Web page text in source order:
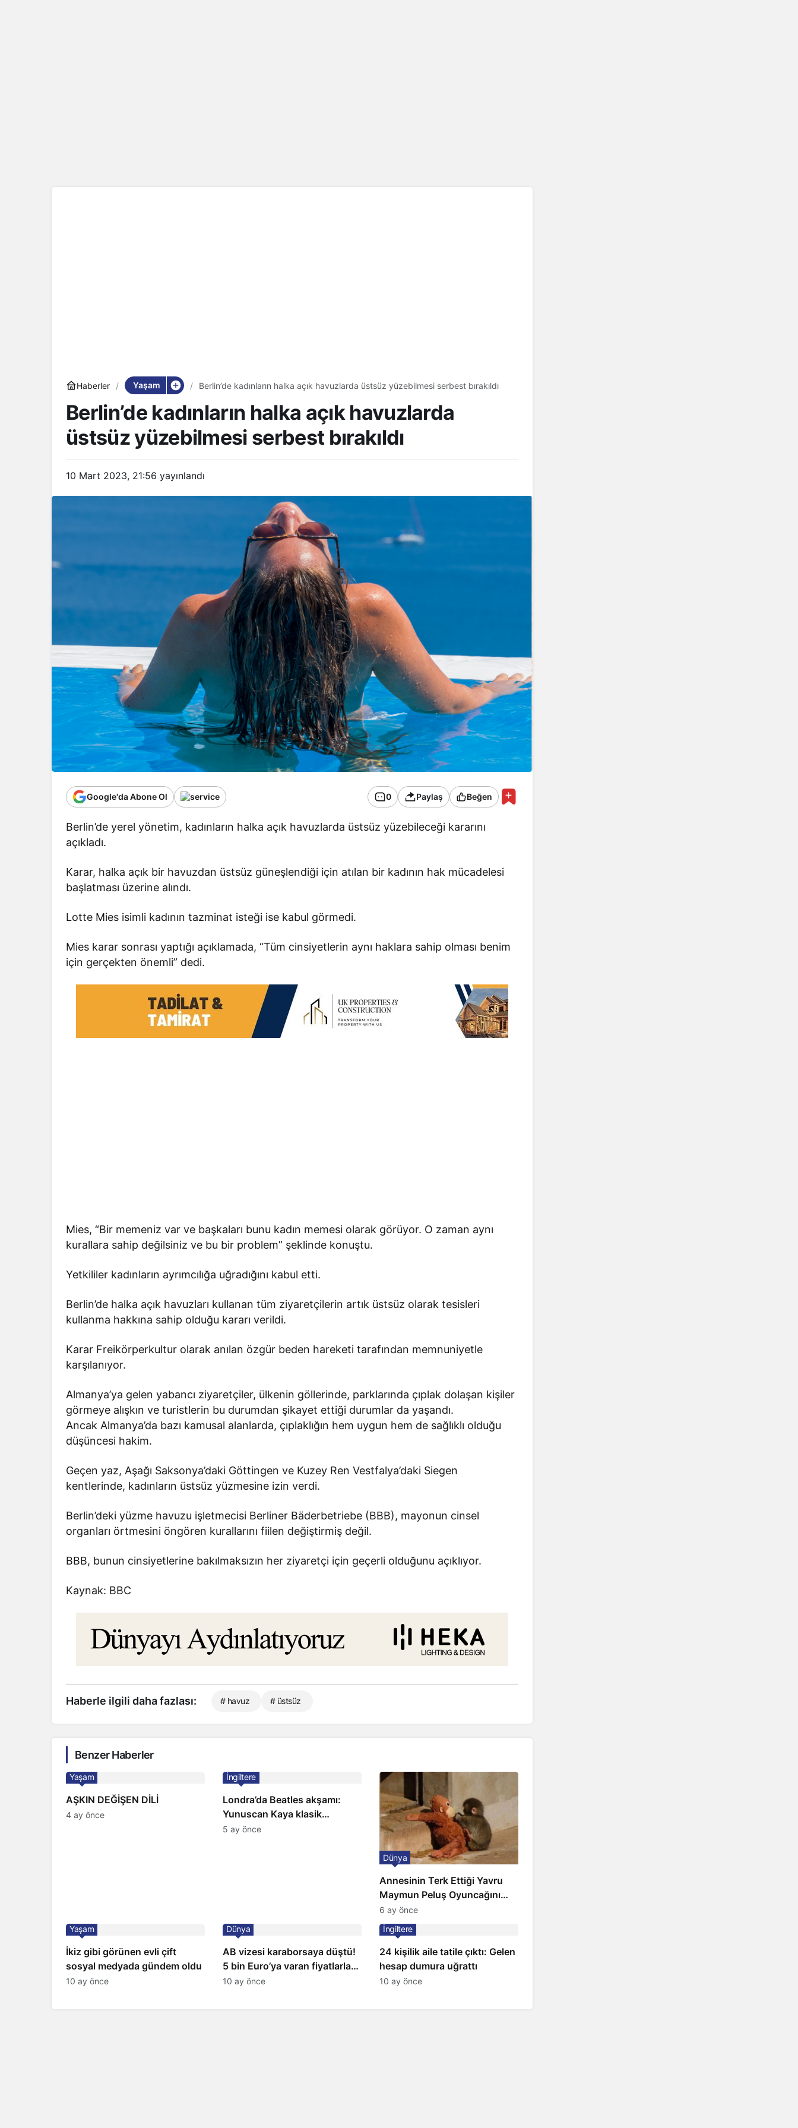
Haberler Yaşam Berlin’de kadınların halka açık havuzlarda üstsüz yüzebilmesi serbest bırakıldı
Berlin’de kadınların halka açık havuzlarda
üstsüz yüzebilmesi serbest bırakıldı
10 Mart 2023, 21:56 yayınlandı
Google'da Abone Ol 0 Paylaş Beğen
Berlin’de yerel yönetim, kadınların halka açık havuzlarda üstsüz yüzebileceği kararını
açıkladı.
Karar, halka açık bir havuzdan üstsüz güneşlendiği için atılan bir kadının hak mücadelesi
başlatması üzerine alındı.
Lotte Mies isimli kadının tazminat isteği ise kabul görmedi.
Mies karar sonrası yaptığı açıklamada, “Tüm cinsiyetlerin aynı haklara sahip olması benim
için gerçekten önemli” dedi.
Mies, “Bir memeniz var ve başkaları bunu kadın memesi olarak görüyor. O zaman aynı
kurallara sahip değilsiniz ve bu bir problem” şeklinde konuştu.
Yetkililer kadınların ayrımcılığa uğradığını kabul etti.
Berlin’de halka açık havuzları kullanan tüm ziyaretçilerin artık üstsüz olarak tesisleri
kullanma hakkına sahip olduğu kararı verildi.
Karar Freikörperkultur olarak anılan özgür beden hareketi tarafından memnuniyetle
karşılanıyor.
Almanya’ya gelen yabancı ziyaretçiler, ülkenin göllerinde, parklarında çıplak dolaşan kişiler
görmeye alışkın ve turistlerin bu durumdan şikayet ettiği durumlar da yaşandı.
Ancak Almanya’da bazı kamusal alanlarda, çıplaklığın hem uygun hem de sağlıklı olduğu
düşüncesi hakim.
Geçen yaz, Aşağı Saksonya’daki Göttingen ve Kuzey Ren Vestfalya’daki Siegen
kentlerinde, kadınların üstsüz yüzmesine izin verdi.
Berlin’deki yüzme havuzu işletmecisi Berliner Bäderbetriebe (BBB), mayonun cinsel
organları örtmesini öngören kurallarını fiilen değiştirmiş değil.
BBB, bunun cinsiyetlerine bakılmaksızın her ziyaretçi için geçerli olduğunu açıklıyor.
Kaynak: BBC
Haberle ilgili daha fazlası: # havuz # üstsüz
Benzer Haberler
AŞKIN DEĞİŞEN DİLİ
Yaşam
4 ay önce
Londra’da Beatles akşamı:
Yunuscan Kaya klasik
yorumuyla sahnede
İngiltere
5 ay önce
Annesinin Terk Ettiği Yavru
Maymun Peluş Oyuncağını
Anne Bildi
Dünya
6 ay önce
İkiz gibi görünen evli çift
sosyal medyada gündem oldu
Yaşam
10 ay önce
AB vizesi karaborsaya düştü!
5 bin Euro’ya varan fiyatlarla
satıyorlar
Dünya
10 ay önce
24 kişilik aile tatile çıktı: Gelen
hesap dumura uğrattı
İngiltere
10 ay önce